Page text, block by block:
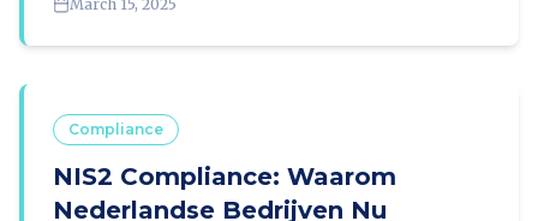
March 15, 2025
Compliance
NIS2 Compliance: Waarom
Nederlandse Bedrijven Nu